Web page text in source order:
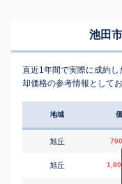
池田
直近1年間で実際に成約
却価格の参考情報として
地域
旭丘 700
旭丘